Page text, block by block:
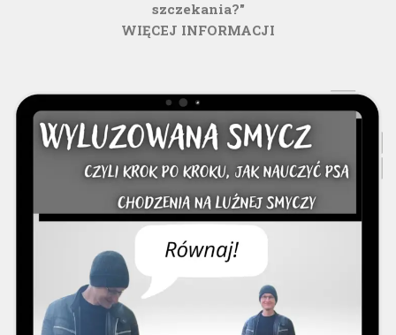
szczekania?"
WIĘCEJ INFORMACJI